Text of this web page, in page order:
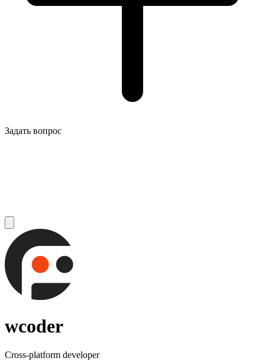
Задать вопрос
wcoder
Cross-platform developer